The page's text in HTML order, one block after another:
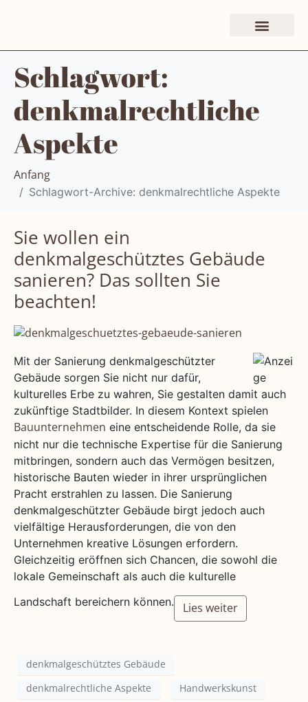
Schlagwort:
denkmalrechtliche
Aspekte
Anfang
Schlagwort-Archive: denkmalrechtliche Aspekte
Sie wollen ein
denkmalgeschütztes Gebäude
sanieren? Das sollten Sie
beachten!
Mit der Sanierung denkmalgeschützter
Gebäude sorgen Sie nicht nur dafür,
kulturelles Erbe zu wahren, Sie gestalten damit auch
zukünftige Stadtbilder. In diesem Kontext spielen
Bauunternehmen eine entscheidende Rolle, da sie
nicht nur die technische Expertise für die Sanierung
mitbringen, sondern auch das Vermögen besitzen,
historische Bauten wieder in ihrer ursprünglichen
Pracht erstrahlen zu lassen. Die Sanierung
denkmalgeschützter Gebäude birgt jedoch auch
vielfältige Herausforderungen, die von den
Unternehmen kreative Lösungen erfordern.
Gleichzeitig eröffnen sich Chancen, die sowohl die
lokale Gemeinschaft als auch die kulturelle
Landschaft bereichern können.
Lies weiter
denkmalgeschütztes Gebäude
denkmalrechtliche Aspekte Handwerkskunst